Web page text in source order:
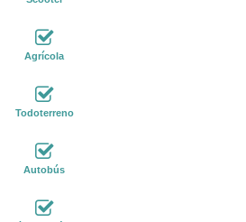
Agrícola
Todoterreno
Autobús